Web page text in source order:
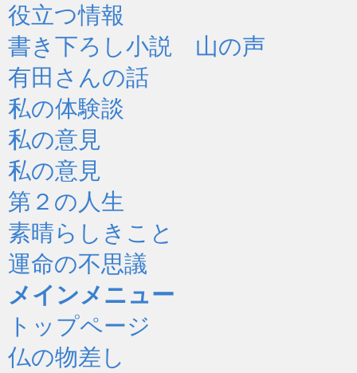
役立つ情報
書き下ろし小説 山の声
有田さんの話
私の体験談
私の意見
私の意見
第２の人生
素晴らしきこと
運命の不思議
メインメニュー
トップページ
仏の物差し